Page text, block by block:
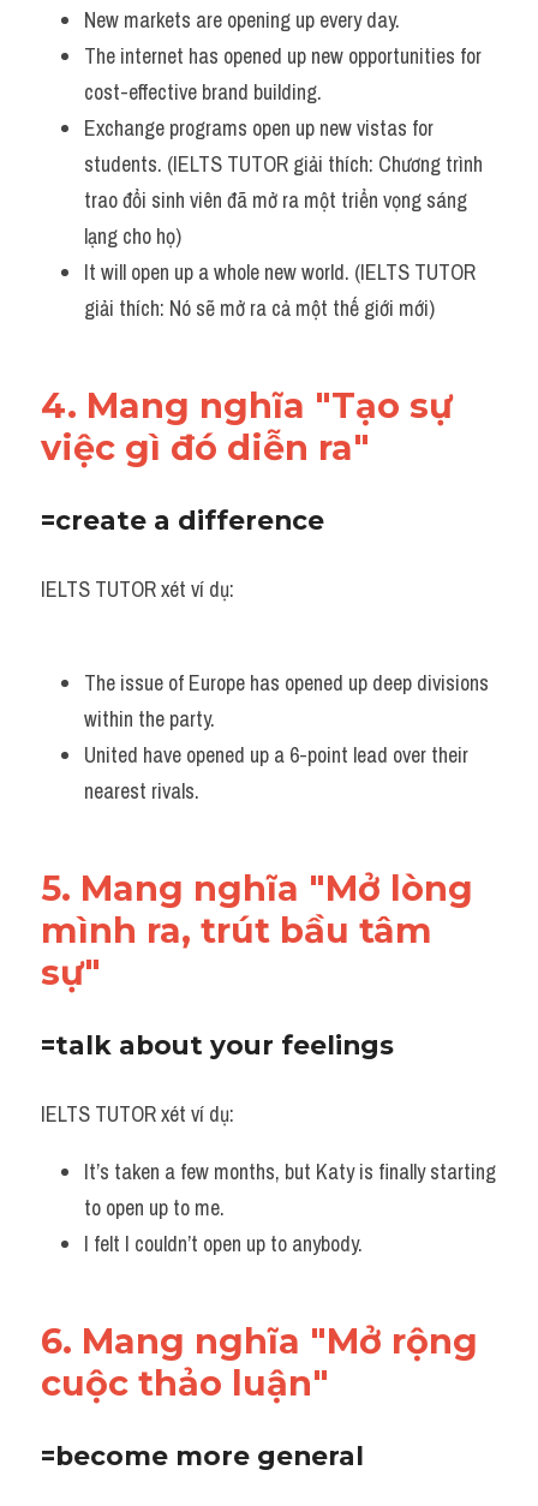
New markets are opening up every day.
The internet has opened up new opportunities for
cost-effective brand building.
Exchange programs open up new vistas for
students. (IELTS TUTOR giải thích: Chương trình
trao đổi sinh viên đã mở ra một triển vọng sáng
lạng cho họ)
It will open up a whole new world. (IELTS TUTOR
giải thích: Nó sẽ mở ra cả một thế giới mới)
4. Mang nghĩa "Tạo sự
việc gì đó diễn ra"
=create a difference
IELTS TUTOR xét ví dụ:
The issue of Europe has opened up deep divisions
within the party.
United have opened up a 6-point lead over their
nearest rivals.
5. Mang nghĩa "Mở lòng
mình ra, trút bầu tâm
sự"
=talk about your feelings
IELTS TUTOR xét ví dụ:
It’s taken a few months, but Katy is finally starting
to open up to me.
I felt I couldn’t open up to anybody.
6. Mang nghĩa "Mở rộng
cuộc thảo luận"
=become more general